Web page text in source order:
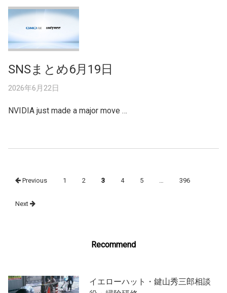
SNSまとめ6月19日
2026年6月22日
NVIDIA just made a major move …
navigation
Previous 1 2 3 4 5 396
Next
Recommend
イエローハット・鍵山秀三郎相談